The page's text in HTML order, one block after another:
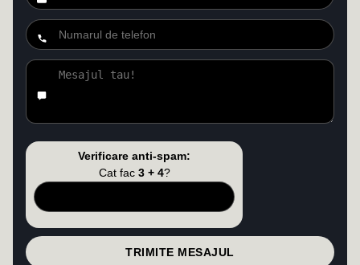
Verificare anti-spam:
Cat fac 3 + 4?
TRIMITE MESAJUL